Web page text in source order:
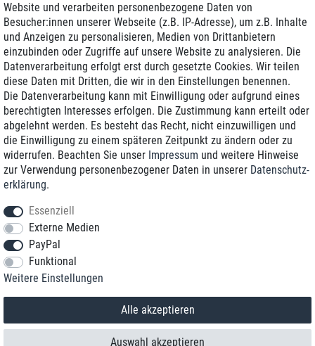
Zustellung am nächsten Werktag
Günstiger Versand
Generalüberholt mit Garantie
+49 8989 96160*
*Sie erreichen uns zum Ortstarif von Montag bis Freitag von 9 Uhr - 18 Uhr.
© 2018 TOP TEN Computervertrieb GmbH
Website und verarbeiten personenbezogene Daten von
Besucher:innen unserer Webseite (z.B. IP-Adresse), um z.B. Inhalte
und Anzeigen zu personalisieren, Medien von Drittanbietern
einzubinden oder Zugriffe auf unsere Website zu analysieren. Die
Datenverarbeitung erfolgt erst durch gesetzte Cookies. Wir teilen
diese Daten mit Dritten, die wir in den Einstellungen benennen.
Die Datenverarbeitung kann mit Einwilligung oder aufgrund eines
berechtigten Interesses erfolgen. Die Zustimmung kann erteilt oder
abgelehnt werden. Es besteht das Recht, nicht einzuwilligen und
die Einwilligung zu einem späteren Zeitpunkt zu ändern oder zu
widerrufen. Beachten Sie unser Impressum und weitere Hinweise
zur Verwendung personenbezogener Daten in unserer Daten­schutz­
erklärung.
Essenziell
Externe Medien
PayPal
Funktional
Weitere Einstellungen
Alle akzeptieren
Auswahl akzeptieren